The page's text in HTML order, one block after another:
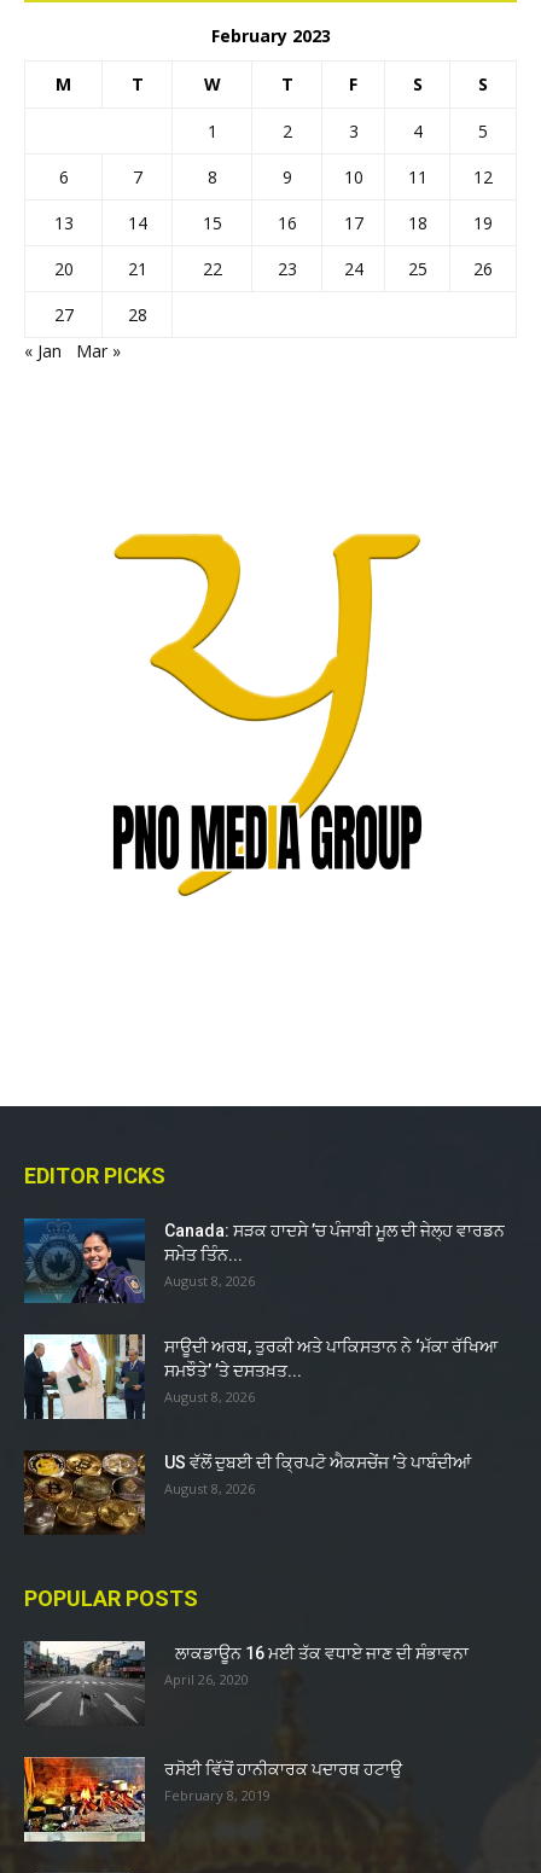
February 2023
M T W T F S S
1 2 3 4
5
6
7 8 9 10 11
12
13
14 15 16 17 18
19
20
21 22 23 24 25
26
27
28
« Jan
Mar »
EDITOR PICKS
Canada: ਸੜਕ ਹਾਦਸੇ ’ਚ ਪੰਜਾਬੀ ਮੂਲ ਦੀ ਜੇਲ੍ਹ ਵਾਰਡਨ
ਸਮੇਤ ਤਿੰਨ...
August 8, 2026
ਸਾਊਦੀ ਅਰਬ, ਤੁਰਕੀ ਅਤੇ ਪਾਕਿਸਤਾਨ ਨੇ ‘ਮੱਕਾ ਰੱਖਿਆ
ਸਮਝੌਤੇ’ ’ਤੇ ਦਸਤਖ਼ਤ...
August 8, 2026
US ਵੱਲੋਂ ਦੁਬਈ ਦੀ ਕ੍ਰਿਪਟੋ ਐਕਸਚੇਂਜ ’ਤੇ ਪਾਬੰਦੀਆਂ
August 8, 2026
POPULAR POSTS
ਲਾਕਡਾਊਨ 16 ਮਈ ਤੱਕ ਵਧਾਏ ਜਾਣ ਦੀ ਸੰਭਾਵਨਾ
April 26, 2020
ਰਸੋਈ ਵਿੱਚੋਂ ਹਾਨੀਕਾਰਕ ਪਦਾਰਥ ਹਟਾਉ
February 8, 2019